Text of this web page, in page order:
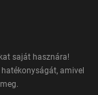
saját hasznára!
amivel